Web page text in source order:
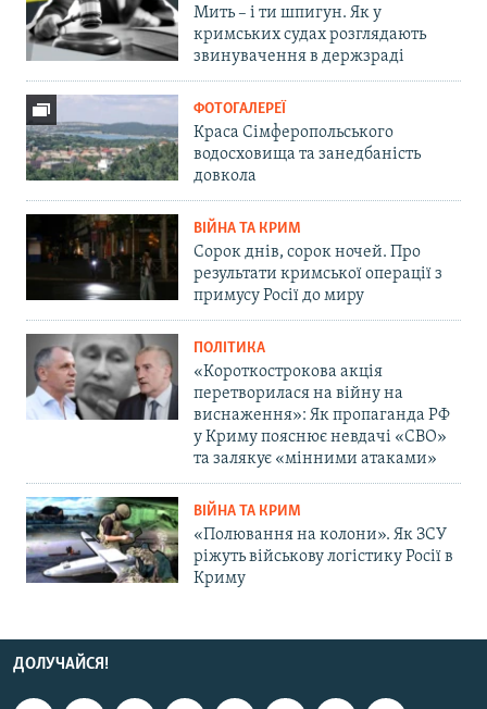
Мить – і ти шпигун. Як у
кримських судах розглядають
звинувачення в держзраді
ФОТОГАЛЕРЕЇ
Краса Сімферопольського
водосховища та занедбаність
довкола
ВІЙНА ТА КРИМ
Сорок днів, сорок ночей. Про
результати кримської операції з
примусу Росії до миру
ПОЛІТИКА
«Короткострокова акція
перетворилася на війну на
виснаження»: Як пропаганда РФ
у Криму пояснює невдачі «СВО»
та залякує «мінними атаками»
ВІЙНА ТА КРИМ
«Полювання на колони». Як ЗСУ
ріжуть військову логістику Росії в
Криму
ДОЛУЧАЙСЯ!